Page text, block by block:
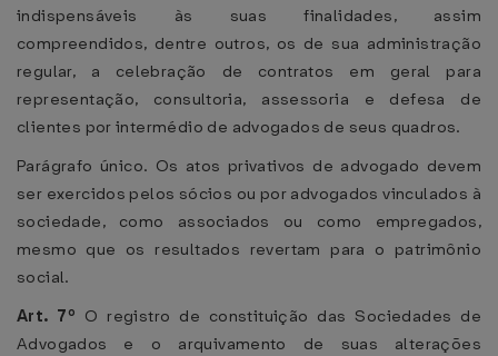
indispensáveis às suas finalidades, assim
compreendidos, dentre outros, os de sua administração
regular, a celebração de contratos em geral para
representação, consultoria, assessoria e defesa de
clientes por intermédio de advogados de seus quadros.
Parágrafo único. Os atos privativos de advogado devem
ser exercidos pelos sócios ou por advogados vinculados à
sociedade, como associados ou como empregados,
mesmo que os resultados revertam para o patrimônio
social.
Art. 7º O registro de constituição das Sociedades de
Advogados e o arquivamento de suas alterações